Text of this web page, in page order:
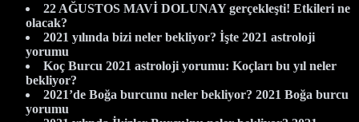
22 AĞUSTOS MAVİ DOLUNAY gerçekleşti! Etkileri ne
olacak?
2021 yılında bizi neler bekliyor? İşte 2021 astroloji
yorumu
Koç Burcu 2021 astroloji yorumu: Koçları bu yıl neler
bekliyor?
2021’de Boğa burcunu neler bekliyor? 2021 Boğa burcu
yorumu